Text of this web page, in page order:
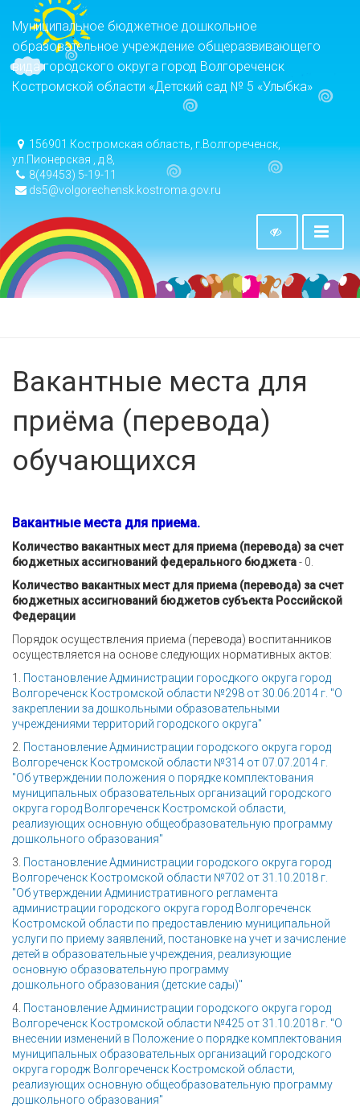
Муниципальное бюджетное дошкольное
образовательное учреждение общеразвивающего
вида городского округа город Волгореченск
Костромской области «Детский сад № 5 «Улыбка»
156901 Костромская область, г.Волгореченск,
ул.Пионерская , д.8,
8(49453) 5-19-11
ds5@volgorechensk.kostroma.gov.ru
Вакантные места для
приёма (перевода)
обучающихся
Вакантные места для приема.
Количество вакантных мест для приема (перевода) за счет
бюджетных ассигнований федерального бюджета- 0.
Количество вакантных мест для приема (перевода) за счет
бюджетных ассигнований бюджетов субъекта Российской
Федерации
Порядок осуществления приема (перевода) воспитанников
осуществляется на основе следующих нормативных актов:
1.
Постановление Администрации горосдкого округа город
Волгореченск Костромской области №298 от 30.06.2014 г. "О
закреплении за дошкольными образовательными
учреждениями территорий городского округа"
2. Постановление Администрации городского округа город
Волгореченск Костромской области №314 от 07.07.2014 г.
"Об утверждении положения о порядке комплектования
муниципальных образовательных организаций городского
округа город Волгореченск Костромской области,
реализующих основную общеобразовательную программу
дошкольного образования"
3. Постановление Администрации городского округа город
Волгореченск Костромской области №702 от 31.10.2018 г.
"Об утверждении Административного регламента
администрации городского округа город Волгореченск
Костромской области по предоставлению муниципальной
услуги по приему заявлений, постановке на учет и зачисление
детей в образовательные учреждения, реализующие
основную образовательную программу
дошкольного образования (детские сады)"
4. Постановление Администрации городского округа город
Волгореченск Костромской области №425 от 31.10.2018 г. "О
внесении изменений в Положение о порядке комплектования
муниципальных образовательных организаций городского
округа городж Волгореченск Костромской области,
реализующих основную общеобразовательную программу
дошкольного образования"